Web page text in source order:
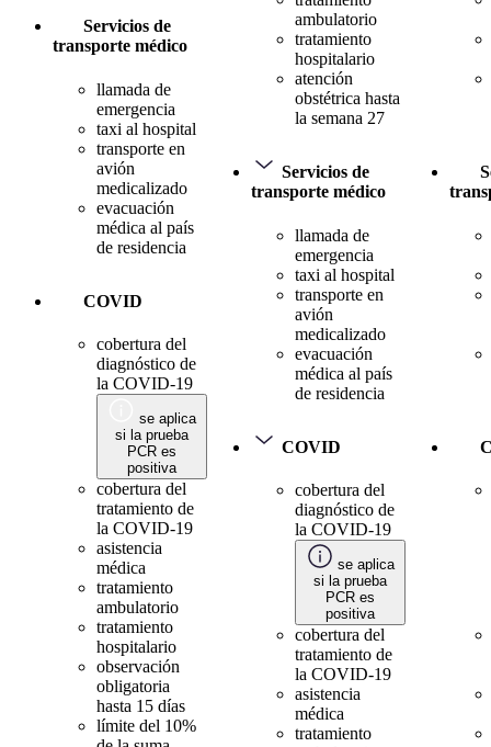
Servicios de
transporte médico
llamada de
emergencia
taxi al hospital
transporte en
avión
medicalizado
evacuación
médica al país
de residencia
COVID
cobertura del
diagnóstico de
la COVID-19
se aplica
si la prueba
PCR es
positiva
cobertura del
tratamiento de
la COVID-19
asistencia
médica
tratamiento
ambulatorio
tratamiento
hospitalario
observación
obligatoria
hasta 15 días
límite del 10%
ambulatorio
tratamiento
hospitalario
atención
obstétrica hasta
la semana 27
Servicios de
transporte médico
llamada de
emergencia
taxi al hospital
transporte en
avión
medicalizado
evacuación
médica al país
de residencia
COVID
cobertura del
diagnóstico de
la COVID-19
se aplica
si la prueba
PCR es
positiva
cobertura del
tratamiento de
la COVID-19
asistencia
médica
tratamiento